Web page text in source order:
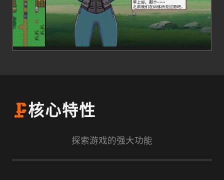
🗜️核心特性
探索游戏的强大功能